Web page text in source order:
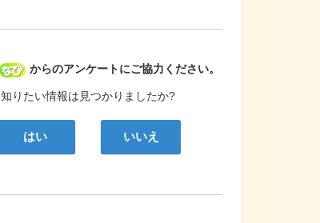
病院なび
からのアンケートにご協力ください。
知りたい情報は見つかりましたか?
はい いいえ